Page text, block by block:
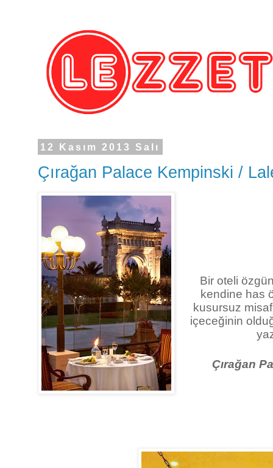
12 Kasım 2013 Salı
Çırağan Palace Kempinski /
Bir oteli
kendine has
kusursuz
içeceğinin
Çırağan